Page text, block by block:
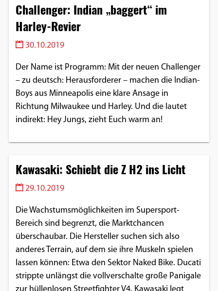
Challenger: Indian „baggert“ im
Harley-Revier
30.10.2019
Der Name ist Programm: Mit der neuen Challenger
– zu deutsch: Herausforderer – machen die Indian-
Boys aus Minneapolis eine klare Ansage in
Richtung Milwaukee und Harley. Und die lautet
indirekt: Hey Jungs, zieht Euch warm an!
Kawasaki: Schiebt die Z H2 ins Licht
29.10.2019
Die Wachstumsmöglichkeiten im Supersport-
Bereich sind begrenzt, die Marktchancen
überschaubar. Die Hersteller suchen sich also
anderes Terrain, auf dem sie ihre Muskeln spielen
lassen können: Etwa den Sektor Naked Bike. Ducati
strippte unlängst die vollverschalte große Panigale